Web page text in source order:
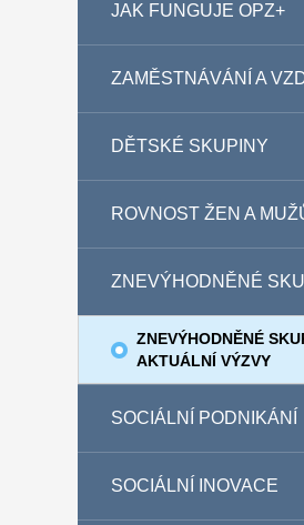
JAK FUNGUJE OPZ+
ZAMĚSTNÁVÁNÍ A
DĚTSKÉ SKUPINY
ROVNOST ŽEN A
ZNEVÝHODNĚNÉ
ZNEVÝHODNĚNÉ
AKTUÁLNÍ VÝZVY
SOCIÁLNÍ PODNIKÁNÍ
SOCIÁLNÍ INOVACE